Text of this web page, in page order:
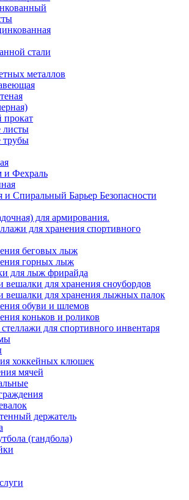
стали
металлов
прокат
листы
трубы
и Фехраль
и Спиральный Барьер Безопасности
для армирования.
для хранения спортивного
беговых лыж
горных лыж
для лыж фрирайда
вешалки для хранения сноубордов
вешалки для хранения лыжных палок
обуви и шлемов
коньков и роликов
для спортивного инвентаря
хоккейных клюшек
мячей
держатель
(гандбола)